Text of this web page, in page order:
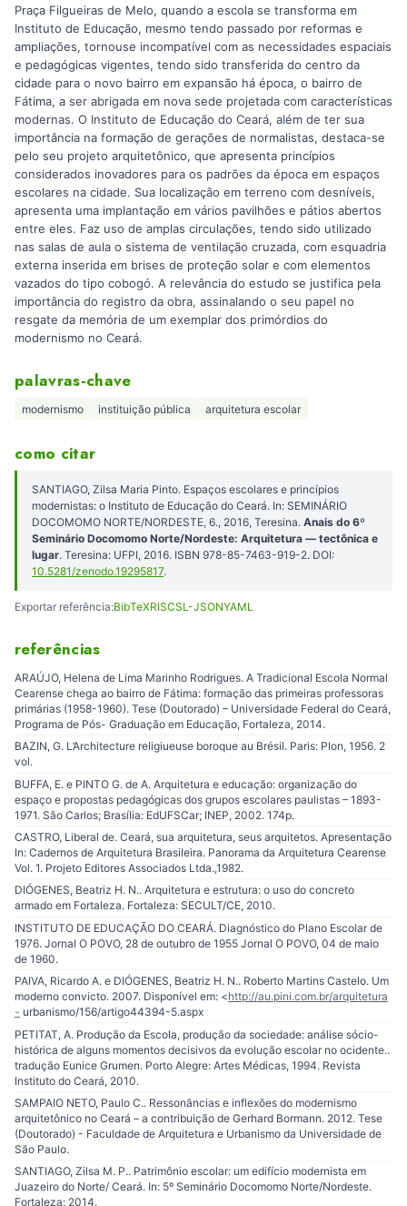
Praça Filgueiras de Melo, quando a escola se transforma em
Instituto de Educação, mesmo tendo passado por reformas e
ampliações, tornouse incompatível com as necessidades espaciais
e pedagógicas vigentes, tendo sido transferida do centro da
cidade para o novo bairro em expansão há época, o bairro de
Fátima, a ser abrigada em nova sede projetada com características
modernas. O Instituto de Educação do Ceará, além de ter sua
importância na formação de gerações de normalistas, destaca-se
pelo seu projeto arquitetônico, que apresenta princípios
considerados inovadores para os padrões da época em espaços
escolares na cidade. Sua localização em terreno com desníveis,
apresenta uma implantação em vários pavilhões e pátios abertos
entre eles. Faz uso de amplas circulações, tendo sido utilizado
nas salas de aula o sistema de ventilação cruzada, com esquadria
externa inserida em brises de proteção solar e com elementos
vazados do tipo cobogó. A relevância do estudo se justifica pela
importância do registro da obra, assinalando o seu papel no
resgate da memória de um exemplar dos primórdios do
modernismo no Ceará.
palavras-chave
modernismo instituição pública arquitetura escolar
como citar
SANTIAGO, Zilsa Maria Pinto. Espaços escolares e princípios
modernistas: o Instituto de Educação do Ceará. In: SEMINÁRIO
DOCOMOMO NORTE/NORDESTE, 6., 2016, Teresina. Anais do 6º
Seminário Docomomo Norte/Nordeste: Arquitetura — tectônica e
lugar. Teresina: UFPI, 2016. ISBN 978-85-7463-919-2. DOI:
10.5281/zenodo.19295817.
Exportar referência:BibTeXRISCSL-JSONYAML
referências
ARAÚJO, Helena de Lima Marinho Rodrigues. A Tradicional Escola Normal
Cearense chega ao bairro de Fátima: formação das primeiras professoras
primárias (1958-1960). Tese (Doutorado) – Universidade Federal do Ceará,
Programa de Pós- Graduação em Educação, Fortaleza, 2014.
BAZIN, G. L’Architecture religiueuse boroque au Brésil. Paris: Plon, 1956. 2
vol.
BUFFA, E. e PINTO G. de A. Arquitetura e educação: organização do
espaço e propostas pedagógicas dos grupos escolares paulistas – 1893-
1971. São Carlos; Brasília: EdUFSCar; INEP, 2002. 174p.
CASTRO, Liberal de. Ceará, sua arquitetura, seus arquitetos. Apresentação
In: Cadernos de Arquitetura Brasileira. Panorama da Arquitetura Cearense
Vol. 1. Projeto Editores Associados Ltda.,1982.
DIÓGENES, Beatriz H. N.. Arquitetura e estrutura: o uso do concreto
armado em Fortaleza. Fortaleza: SECULT/CE, 2010.
INSTITUTO DE EDUCAÇÃO DO CEARÁ. Diagnóstico do Plano Escolar de
1976. Jornal O POVO, 28 de outubro de 1955 Jornal O POVO, 04 de maio
de 1960.
PAIVA, Ricardo A. e DIÓGENES, Beatriz H. N.. Roberto Martins Castelo. Um
moderno convicto. 2007. Disponível em: <http://au.pini.com.br/arquitetura
- > urbanismo/156/artigo44394-5.aspx
PETITAT, A. Produção da Escola, produção da sociedade: análise sócio-
histórica de alguns momentos decisivos da evolução escolar no ocidente..
tradução Eunice Grumen. Porto Alegre: Artes Médicas, 1994. Revista
Instituto do Ceará, 2010.
SAMPAIO NETO, Paulo C.. Ressonâncias e inflexões do modernismo
arquitetônico no Ceará – a contribuição de Gerhard Bormann. 2012. Tese
(Doutorado) - Faculdade de Arquitetura e Urbanismo da Universidade de
São Paulo.
SANTIAGO, Zilsa M. P.. Patrimônio escolar: um edifício modernista em
Juazeiro do Norte/ Ceará. In: 5º Seminário Docomomo Norte/Nordeste.
Fortaleza: 2014.